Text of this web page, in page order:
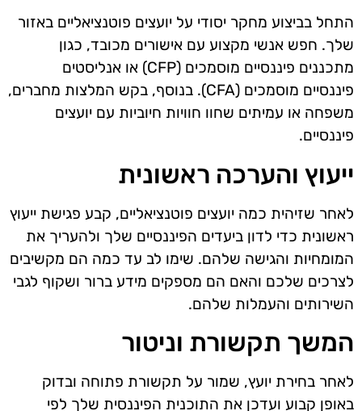
התחל בביצוע מחקר יסודי על יועצים פוטנציאליים באזור
שלך. חפש אנשי מקצוע עם אישורים מכובד, כגון
מתכננים פיננסיים מוסמכים (CFP) או אנליסטים
פיננסיים מוסמכים (CFA). בנוסף, בקש המלצות מחברים,
משפחה או עמיתים שחוו חוויות חיוביות עם יועצים
פיננסיים.
ייעוץ והערכה ראשונית
לאחר שזיהית כמה יועצים פוטנציאליים, קבע פגישת ייעוץ
ראשונית כדי לדון ביעדים הפיננסיים שלך ולהעריך את
המומחיות והגישה שלהם. שימו לב עד כמה הם מקשיבים
לצרכים שלכם והאם הם מספקים מידע ברור ושקוף לגבי
השירותים והעמלות שלהם.
המשך תקשורת וניטור
לאחר בחירת יועץ, שמור על תקשורת פתוחה ובדוק
באופן קבוע ועדכן את התוכנית הפיננסית שלך לפי